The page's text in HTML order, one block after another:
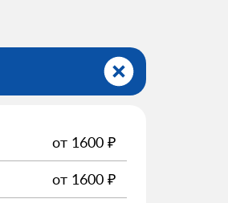
от 1600 ₽
от 1600 ₽